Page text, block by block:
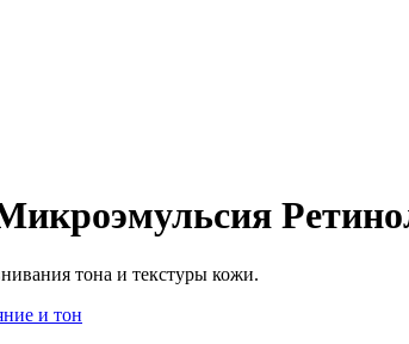
тона и текстуры кожи.
и тон